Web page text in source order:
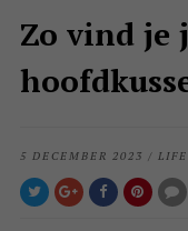
Zo vind je
5 DECEMBER 2023 /